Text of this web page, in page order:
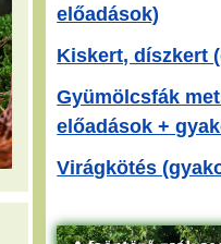
előadások)
Kiskert, díszkert
Gyümölcsfák
előadások +
Virágkötés